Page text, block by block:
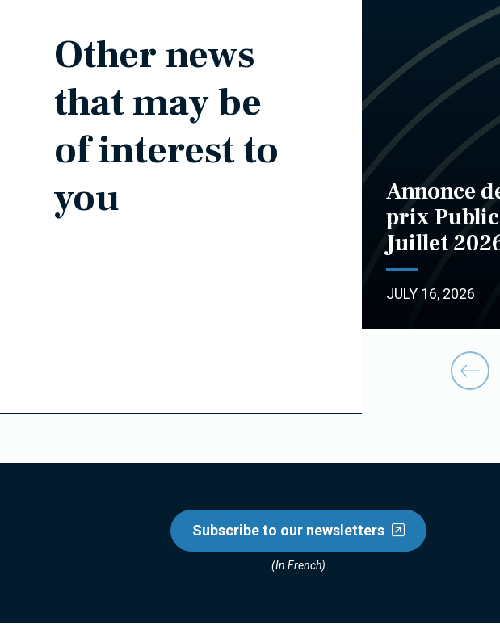
Other news
that may be
of interest to
you
Annonce
prix
Juillet
JULY 16, 2026
Subscribe to our newsletters
(In French)